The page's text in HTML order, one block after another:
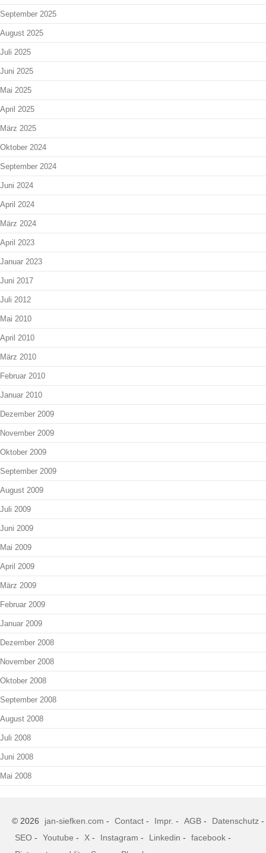
September 2025
August 2025
Juli 2025
Juni 2025
Mai 2025
April 2025
März 2025
Oktober 2024
September 2024
Juni 2024
April 2024
März 2024
April 2023
Januar 2023
Juni 2017
Juli 2012
Mai 2010
April 2010
März 2010
Februar 2010
Januar 2010
Dezember 2009
November 2009
Oktober 2009
September 2009
August 2009
Juli 2009
Juni 2009
Mai 2009
April 2009
März 2009
Februar 2009
Januar 2009
Dezember 2008
November 2008
Oktober 2008
September 2008
August 2008
Juli 2008
Juni 2008
Mai 2008
© 2026 jan-siefken.com - Contact - Impr. - AGB - Datenschutz -
SEO - Youtube - X - Instagram - Linkedin - facebook -